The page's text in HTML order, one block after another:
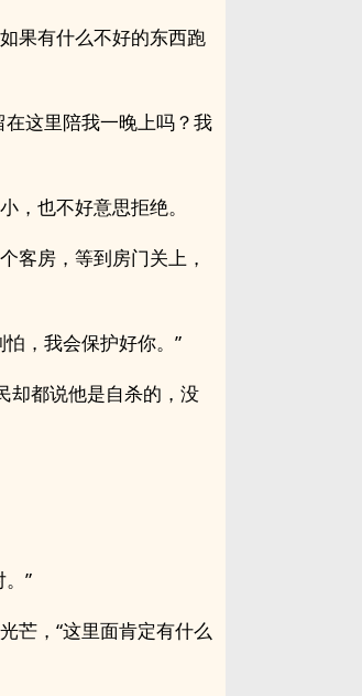
果有什么不好的东西跑
这里陪我一晚上吗？我
，也不好意思拒绝。
客房，等到房门关上，
，我会保护好你。”
却都说他是自杀的，没
”
芒，“这里面肯定有什么